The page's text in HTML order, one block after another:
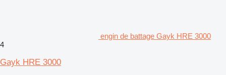
engin de battage Gayk HRE 3000
4
Gayk HRE 3000